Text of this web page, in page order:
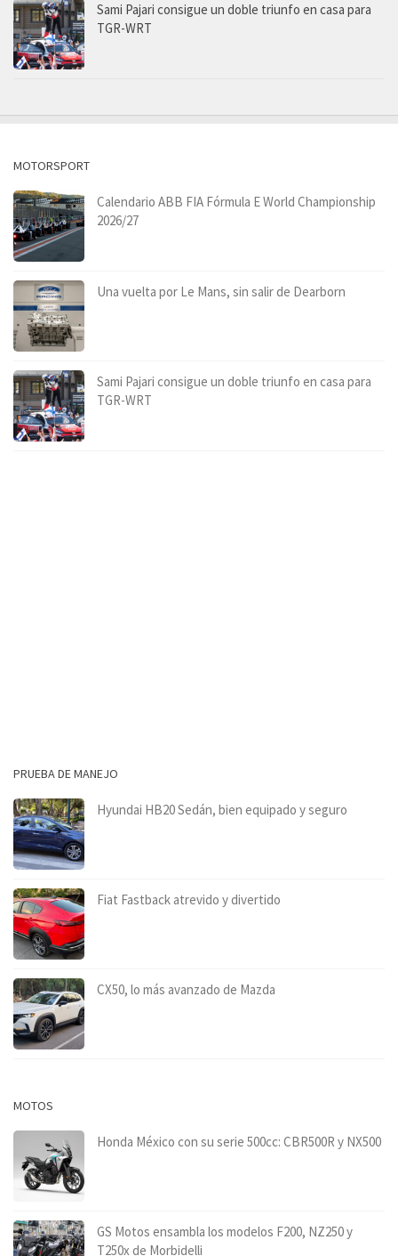
Sami Pajari consigue un doble triunfo en casa para
TGR-WRT
MOTORSPORT
Calendario ABB FIA Fórmula E World Championship
2026/27
Una vuelta por Le Mans, sin salir de Dearborn
Sami Pajari consigue un doble triunfo en casa para
TGR-WRT
PRUEBA DE MANEJO
Hyundai HB20 Sedán, bien equipado y seguro
Fiat Fastback atrevido y divertido
CX50, lo más avanzado de Mazda
MOTOS
Honda México con su serie 500cc: CBR500R y NX500
GS Motos ensambla los modelos F200, NZ250 y
T250x de Morbidelli